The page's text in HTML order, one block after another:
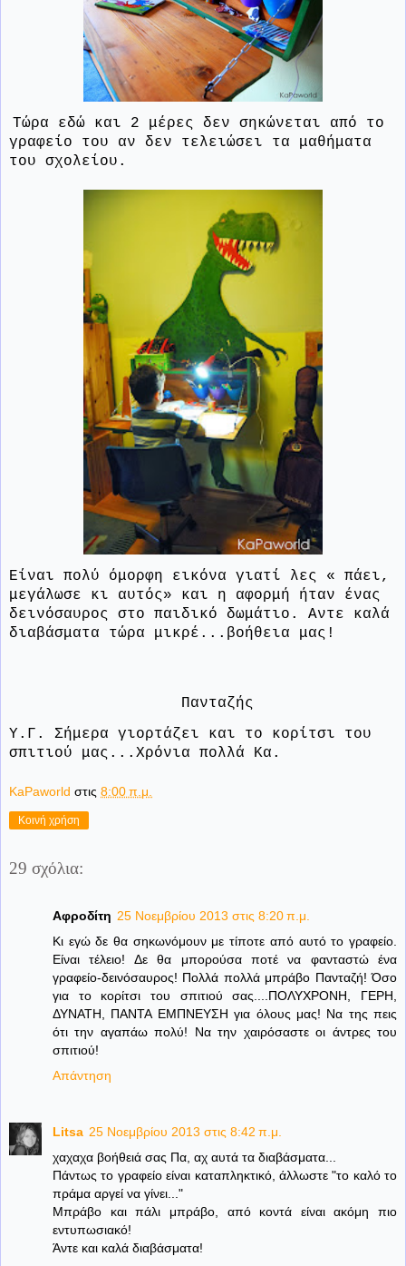
Τώρα εδώ και 2 μέρες δεν σηκώνεται από το
γραφείο του αν δεν τελειώσει τα μαθήματα
του σχολείου.
Είναι πολύ όμορφη εικόνα γιατί λες « πάει,
μεγάλωσε κι αυτός» και η αφορμή ήταν ένας
δεινόσαυρος στο παιδικό δωμάτιο. Αντε καλά
διαβάσματα τώρα μικρέ...βοήθεια μας!
Πανταζής
Υ.Γ. Σήμερα γιορτάζει και το κορίτσι του
σπιτιού μας...Χρόνια πολλά Κα.
KaPaworld στις 8:00 π.μ.
Κοινή χρήση
29 σχόλια:
Αφροδίτη 25 Νοεμβρίου 2013 στις 8:20 π.μ.
Κι εγώ δε θα σηκωνόμουν με τίποτε από αυτό το γραφείο.
Είναι τέλειο! Δε θα μπορούσα ποτέ να φανταστώ ένα
γραφείο-δεινόσαυρος! Πολλά πολλά μπράβο Πανταζή! Όσο
για το κορίτσι του σπιτιού σας....ΠΟΛΥΧΡΟΝΗ, ΓΕΡΗ,
ΔΥΝΑΤΗ, ΠΑΝΤΑ ΕΜΠΝΕΥΣΗ για όλους μας! Να της πεις
ότι την αγαπάω πολύ! Να την χαιρόσαστε οι άντρες του
σπιτιού!
Απάντηση
Litsa 25 Νοεμβρίου 2013 στις 8:42 π.μ.
χαχαχα βοήθειά σας Πα, αχ αυτά τα διαβάσματα...
Πάντως το γραφείο είναι καταπληκτικό, άλλωστε "το καλό το
πράμα αργεί να γίνει..."
Μπράβο και πάλι μπράβο, από κοντά είναι ακόμη πιο
εντυπωσιακό!
Άντε και καλά διαβάσματα!